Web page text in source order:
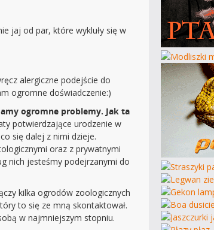
jaj od par, które wykluły się w
alergiczne podejście do
ogromne doświadczenie:)
ogromne problemy. Jak ta
potwierdzające urodzenie w
się dalej z nimi dzieje.
oraz z prywatnymi
nich jesteśmy podejrzanymi do
kilka ogrodów zoologicznych
to się ze mną skontaktował.
w najmniejszym stopniu.